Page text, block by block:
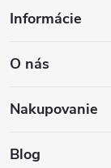
p
ä
Informácie
O nás
Nakupovanie
Blog